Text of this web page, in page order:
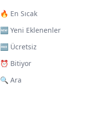
🔥 En Sıcak
🆕 Yeni Eklenenler
🆓 Ücretsiz
⏰ Bitiyor
🔍 Ara